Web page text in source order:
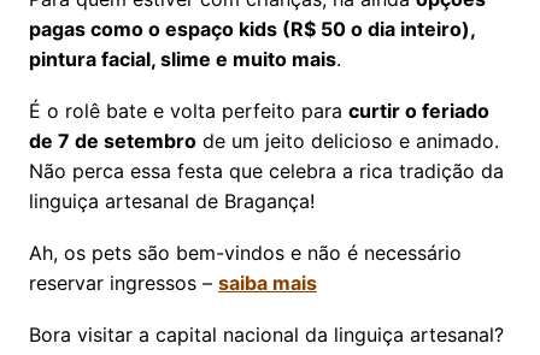
pagas como o espaço kids (R$ 50 o dia inteiro),
pintura facial, slime e muito mais.
É o rolê bate e volta perfeito para curtir o feriado
de 7 de setembro de um jeito delicioso e animado.
Não perca essa festa que celebra a rica tradição da
linguiça artesanal de Bragança!
Ah, os pets são bem-vindos e não é necessário
reservar ingressos – saiba mais
Bora visitar a capital nacional da linguiça artesanal?